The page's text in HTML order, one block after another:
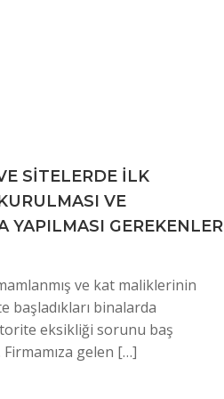
SİTELERDE İLK
VE
YAPILMASI GEREKENLER
ve kat maliklerinin
başladıkları binalarda
eksikliği sorunu baş
gelen […]